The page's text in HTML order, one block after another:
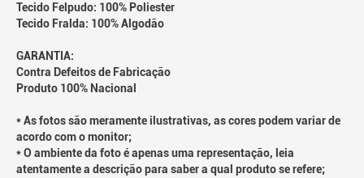
Tecido Felpudo: 100% Poliester
Tecido Fralda: 100% Algodão
GARANTIA:
Contra Defeitos de Fabricação
Produto 100% Nacional
* As fotos são meramente ilustrativas, as cores podem variar de
acordo com o monitor;
* O ambiente da foto é apenas uma representação, leia
atentamente a descrição para saber a qual produto se refere;